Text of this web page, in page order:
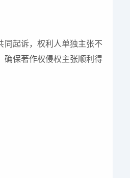
同起诉，权利人单独主张不
确保著作权侵权主张顺利得